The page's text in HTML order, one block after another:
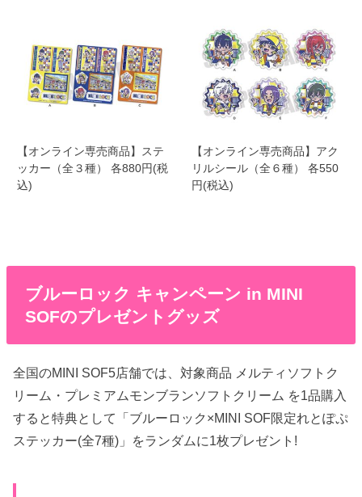
【オンライン専売商品】ステ
ッカー（全３種） 各880円(税
込)
【オンライン専売商品】アク
リルシール（全６種） 各550
円(税込)
ブルーロック キャンペーン in MINI
SOFのプレゼントグッズ
全国のMINI SOF5店舗では、対象商品 メルティソフトク
リーム・プレミアムモンブランソフトクリーム を1品購入
すると特典として「ブルーロック×MINI SOF限定れとぽぷ
ステッカー(全7種)」をランダムに1枚プレゼント!